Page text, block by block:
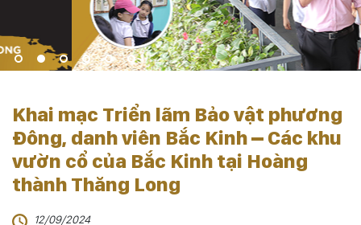
Khai mạc Triển lãm Bảo vật phương
Đông, danh viên Bắc Kinh – Các khu
vườn cổ của Bắc Kinh tại Hoàng
thành Thăng Long
12/09/2024